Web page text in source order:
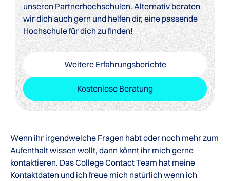
unseren Partnerhochschulen. Alternativ beraten
wir dich auch gern und helfen dir, eine passende
Hochschule für dich zu finden!
Weitere Erfahrungsberichte
Kostenlose Beratung
Wenn ihr irgendwelche Fragen habt oder noch mehr zum
Aufenthalt wissen wollt, dann könnt ihr mich gerne
kontaktieren. Das College Contact Team hat meine
Kontaktdaten und ich freue mich natürlich wenn ich